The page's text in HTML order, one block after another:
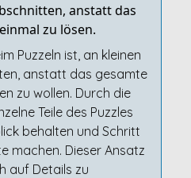
anstatt das
zu lösen.
Puzzeln ist, an kleinen
anstatt das gesamte
zu wollen. Durch die
Teile des Puzzles
behalten und Schritt
machen. Dieser Ansatz
auf Details zu